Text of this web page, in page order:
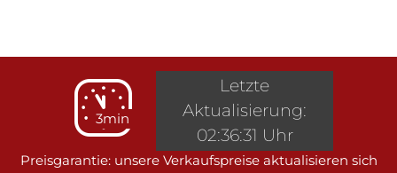
3min
Preisgarantie: unsere Verkaufspreise aktualisieren sich
Letzte
Aktualisierung:
02:36:31 Uhr